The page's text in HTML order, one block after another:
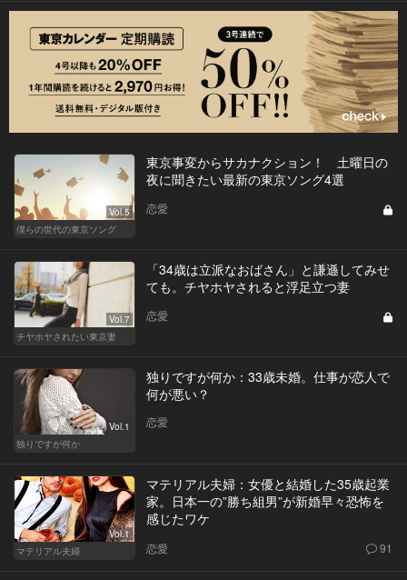
Vol.5
僕らの世代の東京ソング
東京事変からサカナクション！ 土曜日の
夜に聞きたい最新の東京ソング4選
恋愛
Vol.7
チヤホヤされたい東京妻
「34歳は立派なおばさん」と謙遜してみせ
ても。チヤホヤされると浮足立つ妻
恋愛
Vol.1
独りですが何か
独りですが何か：33歳未婚。仕事が恋人で
何が悪い？
恋愛
Vol.1
マテリアル夫婦
マテリアル夫婦：女優と結婚した35歳起業
家。日本一の”勝ち組男”が新婚早々恐怖を
感じたワケ
恋愛 91